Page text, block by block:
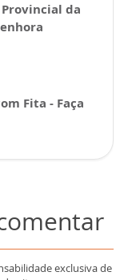
da
Fita - Faça
exclusiva de